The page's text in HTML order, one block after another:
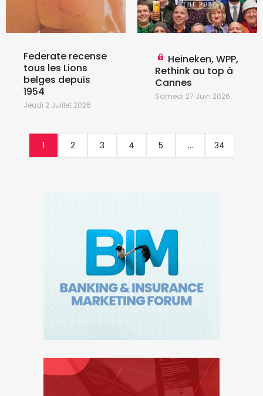
Federate recense
tous les Lions
belges depuis
1954
Jeudi 2 Juillet 2026
Heineken, WPP,
Rethink au top à
Cannes
Samedi 27 Juin 2026
1 2 3 4 5 ... 34